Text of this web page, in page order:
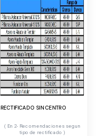
RECTIFICADO SIN CENTRO
2- Recomendaciones segun
tipo de rectificado